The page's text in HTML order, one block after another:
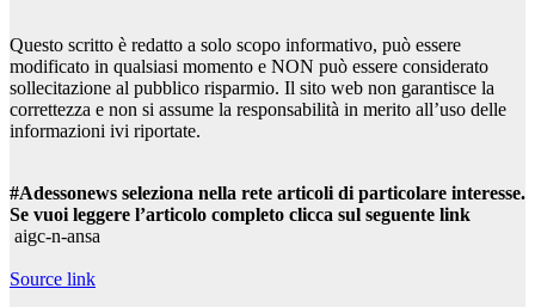
Questo scritto è redatto a solo scopo informativo, può essere
modificato in qualsiasi momento e NON può essere considerato
sollecitazione al pubblico risparmio. Il sito web non garantisce la
correttezza e non si assume la responsabilità in merito all’uso delle
informazioni ivi riportate.
#Adessonews seleziona nella rete articoli di particolare interesse.
Se vuoi leggere l’articolo completo clicca sul seguente link
aigc-n-ansa
Source link